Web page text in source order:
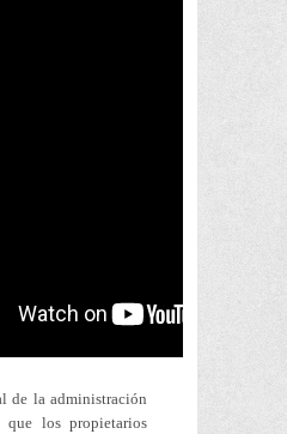
de la administración
que los propietarios